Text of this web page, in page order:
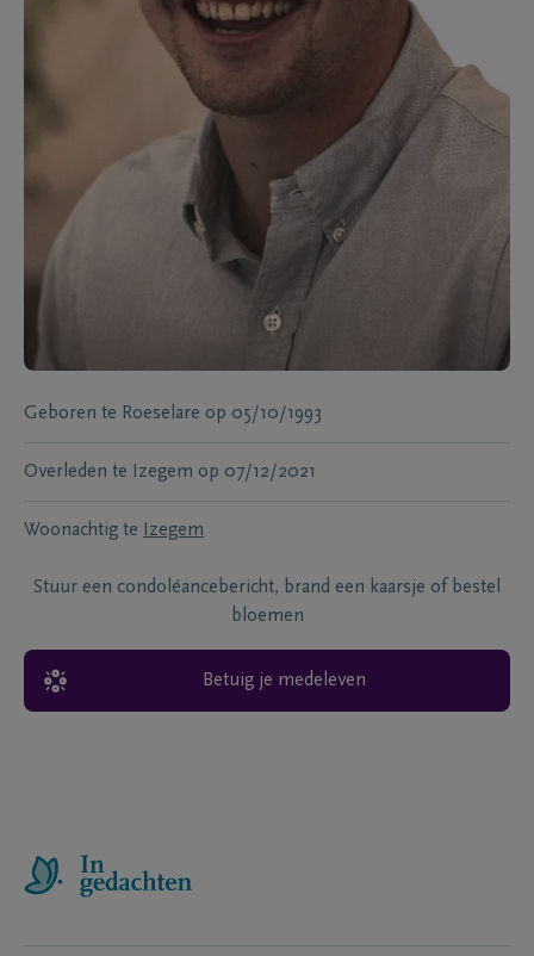
Geboren te Roeselare op 05/10/1993
Overleden te Izegem op 07/12/2021
Woonachtig te Izegem
Stuur een condoléancebericht, brand een kaarsje of bestel
bloemen
Betuig je medeleven